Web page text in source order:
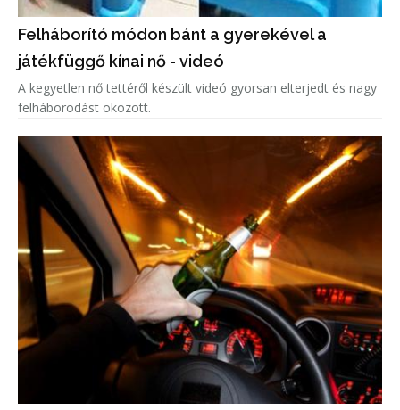
Felháborító módon bánt a gyerekével a
játékfüggő kínai nő - videó
A kegyetlen nő tettéről készült videó gyorsan elterjedt és nagy
felháborodást okozott.